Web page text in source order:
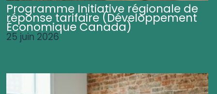
Programme Initiative régionale de
réponse tarifaire (Développement
Économique Canada)
25 juin 2026